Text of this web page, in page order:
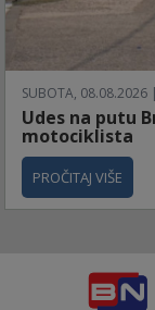
SUBOTA, 08.08.2026
Udes na putu
motociklista
PROČITAJ VIŠE